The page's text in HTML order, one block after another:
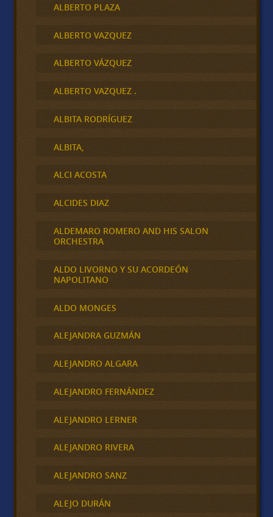
ALBERTO PLAZA
ALBERTO VAZQUEZ
ALBERTO VÁZQUEZ
ALBERTO VAZQUEZ .
ALBITA RODRÍGUEZ
ALBITA,
ALCI ACOSTA
ALCIDES DIAZ
ALDEMARO ROMERO AND HIS SALON
ORCHESTRA
ALDO LIVORNO Y SU ACORDEÓN
NAPOLITANO
ALDO MONGES
ALEJANDRA GUZMÁN
ALEJANDRO ALGARA
ALEJANDRO FERNÁNDEZ
ALEJANDRO LERNER
ALEJANDRO RIVERA
ALEJANDRO SANZ
ALEJO DURÁN